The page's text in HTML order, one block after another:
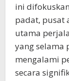
ini
padat, pusat
utama
yang selama
mengalami
secara